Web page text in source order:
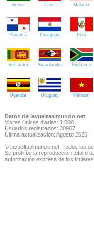
Kenia Laos Malasia
Panamá Paraguay Perú
Sri Lanka Suazilandia Sudáfrica
Uganda Uruguay Vietnam
Datos de lavueltaalmundo.net
Visitas únicas diarias: 1.500
Usuarios registrados: 30967
Última actualización: Agosto 2026
© lavueltaalmundo.net. Todos los
Se prohíbe la reproducción total o
autorización expresa de los